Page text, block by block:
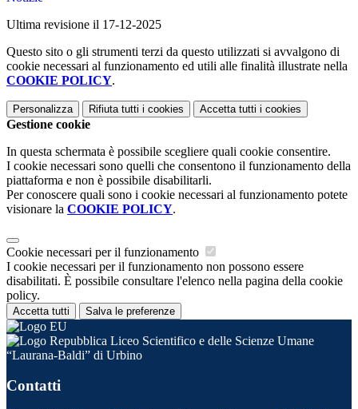
Ultima revisione il 17-12-2025
Questo sito o gli strumenti terzi da questo utilizzati si avvalgono di
cookie necessari al funzionamento ed utili alle finalità illustrate nella
COOKIE POLICY.
Personalizza Rifiuta tutti i cookies Accetta tutti i cookies
Gestione cookie
In questa schermata è possibile scegliere quali cookie consentire.
I cookie necessari sono quelli che consentono il funzionamento della
piattaforma e non è possibile disabilitarli.
Per conoscere quali sono i cookie necessari al funzionamento potete
visionare la COOKIE POLICY.
Cookie necessari per il funzionamento
I cookie necessari per il funzionamento non possono essere
disabilitati. È possibile consultare l'elenco nella pagina della cookie
policy.
Accetta tutti Salva le preferenze
Liceo Scientifico e delle Scienze Umane
“Laurana-Baldi” di Urbino
Contatti